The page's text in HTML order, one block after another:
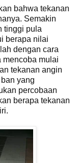
bahwa tekanan
Semakin
tinggi pula
berapa nilai
dengan cara
mencoba mulai
tekanan angin
yang
percobaan
berapa tekanan